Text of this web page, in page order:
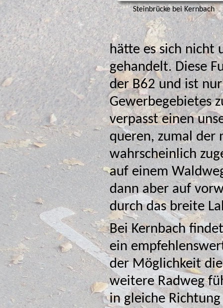
Steinbrücke bei Kernbach
hätte es sich nicht
gehandelt. Diese Furt liegt fast direkt unter der
der B62 und ist nur
Gewerbegebietes
verpasst einen unserer er-
queren, zumal der
wahrscheinlich zugelassen hätte. Rechts
auf einem Waldweg kurzzeitig ordentlich bergauf,
dann aber auf vorwiegend asphaltieren Wegen weiter
durch das breite
Bei Kernbach
ein
der Möglichkeit
weitere Radweg führt
in gleiche